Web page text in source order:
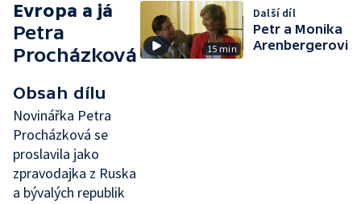
Evropa a já
Petra
Procházková
Obsah dílu
Novinářka Petra
Procházková se
proslavila jako
zpravodajka z Ruska
a bývalých republik
15 min
Další díl
Petr a Monika
Arenbergerovi